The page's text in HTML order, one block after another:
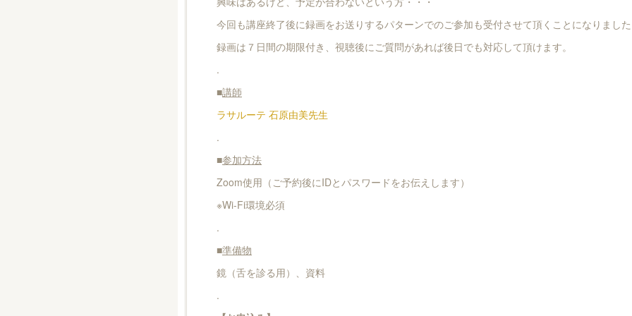
今回も講座終了後に録画をお送りするパターンでのご参加も受付させて頂くことになりまし
録画は７日間の期限付き、視聴後にご質問があれば後日でも対応して頂けます。
.
■講師
ラサルーテ 石原由美先生
.
■参加方法
Zoom使用（ご予約後にIDとパスワードをお伝えします）
※Wi-Fi環境必須
.
■準備物
鏡（舌を診る用）、資料
.